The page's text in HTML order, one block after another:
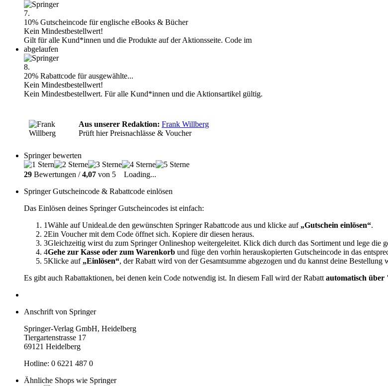
7.
10% Gutscheincode für englische eBooks & Bücher
Kein Mindestbestellwert!
Gilt für alle Kund*innen und die Produkte auf der Aktionsseite. Code im
abgelaufen
8.
20% Rabattcode für ausgewählte...
Kein Mindestbestellwert!
Kein Mindestbestellwert. Für alle Kund*innen und die Aktionsartikel gültig.
Aus unserer Redaktion: Frank Willberg
Prüft hier Preisnachlässe & Voucher
Springer bewerten
29 Bewertungen /4,07 von 5
Loading...
Springer Gutscheincode & Rabattcode einlösen
Das Einlösen deines Springer Gutscheincodes ist einfach:
1Wähle auf Unideal.de den gewünschten Springer Rabattcode aus und klicke auf „Gutschein einlösen“.
2Ein Voucher mit dem Code öffnet sich. Kopiere dir diesen heraus.
3Gleichzeitig wirst du zum Springer Onlineshop weitergeleitet. Klick dich durch das Sortiment und lege die
4Gehe zur Kasse oder zum Warenkorb und füge den vorhin herauskopierten Gutscheincode in das
5Klicke auf „Einlösen“, der Rabatt wird von der Gesamtsumme abgezogen und du kannst deine Bestellung
Es gibt auch Rabattaktionen, bei denen kein Code notwendig ist. In diesem Fall wird der Rabatt automatisch
Anschrift von Springer
Springer-Verlag GmbH, Heidelberg
Tiergartenstrasse 17
69121 Heidelberg
Hotline: 0 6221 487 0
Ähnliche Shops wie Springer